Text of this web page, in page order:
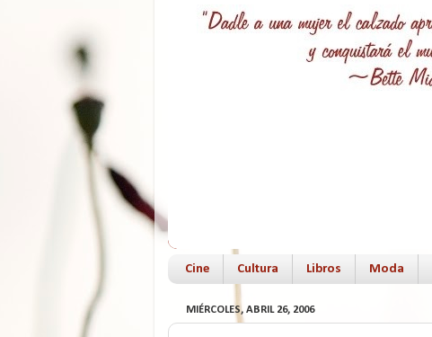
Cine Cultura Libros Moda
MIÉRCOLES, ABRIL 26, 2006